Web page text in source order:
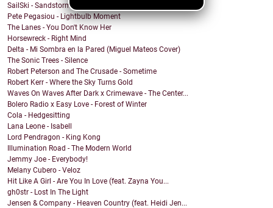
SailSki - Sandstorm Silence
Pete Pegasiou - Lightbulb Moment
The Lanes - You Don't Know Her
Horsewreck - Right Mind
Delta - Mi Sombra en la Pared (Miguel Mateos Cover)
The Sonic Trees - Silence
Robert Peterson and The Crusade - Sometime
Robert Kerr - Where the Sky Turns Gold
Waves On Waves After Dark x Crimewave - The Center...
Bolero Radio x Easy Love - Forest of Winter
Cola - Hedgesitting
Lana Leone - Isabell
Lord Pendragon - King Kong
Illumination Road - The Modern World
Jemmy Joe - Everybody!
Melany Cubero - Veloz
Hit Like A Girl - Are You In Love (feat. Zayna You...
gh0str - Lost In The Light
Jensen & Company - Heaven Country (feat. Heidi Jen...